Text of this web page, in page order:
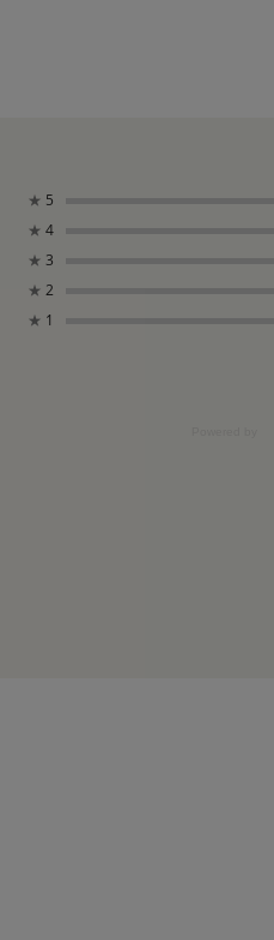
★ 5
★ 4
★ 3
★ 2
★ 1